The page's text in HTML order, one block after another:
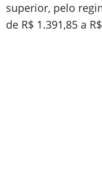
superior, pelo
de R$ 1.391,85 a